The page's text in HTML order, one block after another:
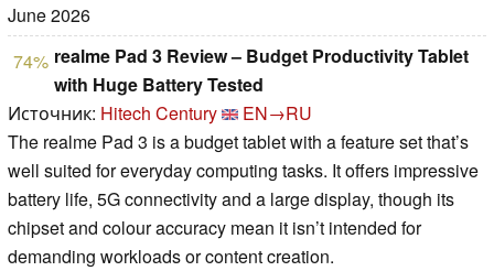
June 2026
74% realme Pad 3 Review – Budget Productivity Tablet
with Huge Battery Tested
Источник: Hitech Century
EN→RU
The realme Pad 3 is a budget tablet with a feature set that’s
well suited for everyday computing tasks. It offers impressive
battery life, 5G connectivity and a large display, though its
chipset and colour accuracy mean it isn’t intended for
demanding workloads or content creation.